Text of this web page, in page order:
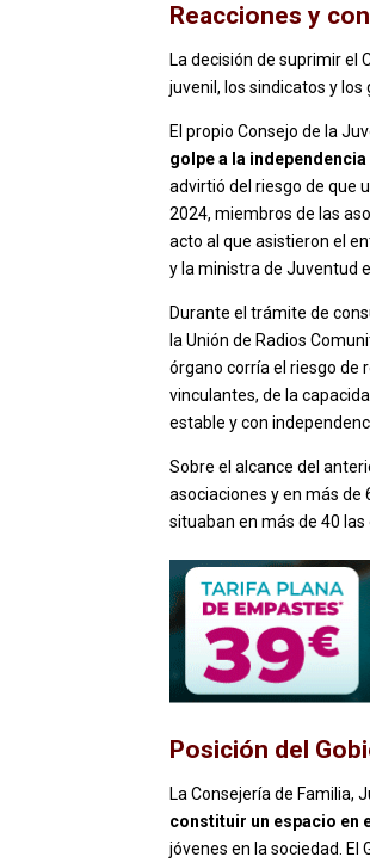
Reacciones y
La decisión de suprimir el
juvenil, los sindicatos y los
El propio Consejo de la
golpe a la
advirtió del riesgo de que
2024, miembros de las
acto al que asistieron el
y la ministra de Juventud
Durante el trámite de
la Unión de Radios
órgano corría el riesgo de
vinculantes, de la
estable y con
Sobre el alcance del
asociaciones y en más de
situaban en más de 40
Posición del
La Consejería de Familia,
constituir un espacio en
jóvenes en la sociedad.